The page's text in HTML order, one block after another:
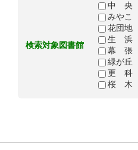
検索対象図書館
中 央
みやこ
花団地
生 浜
幕 張
緑が丘
更 科
桜 木